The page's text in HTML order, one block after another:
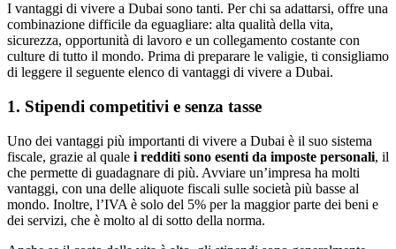
I vantaggi di vivere a Dubai sono tanti. Per chi sa adattarsi, offre una
combinazione difficile da eguagliare: alta qualità della vita,
sicurezza, opportunità di lavoro e un collegamento costante con
culture di tutto il mondo. Prima di preparare le valigie, ti consigliamo
di leggere il seguente elenco di vantaggi di vivere a Dubai.
1. Stipendi competitivi e senza tasse
Uno dei vantaggi più importanti di vivere a Dubai è il suo sistema
fiscale, grazie al quale i redditi sono esenti da imposte personali, il
che permette di guadagnare di più. Avviare un’impresa ha molti
vantaggi, con una delle aliquote fiscali sulle società più basse al
mondo. Inoltre, l’IVA è solo del 5% per la maggior parte dei beni e
dei servizi, che è molto al di sotto della norma.